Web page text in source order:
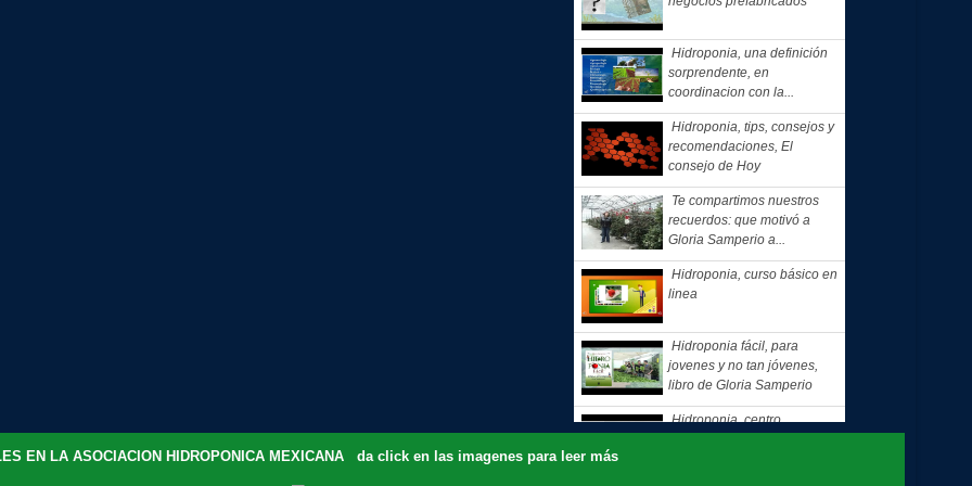
Hidroponia, una definición
sorprendente, en
coordinacion con la...
Hidroponia, tips, consejos y
recomendaciones, El
consejo de Hoy
Te compartimos nuestros
recuerdos: que motivó a
Gloria Samperio a...
Hidroponia, curso básico en
linea
Hidroponia fácil, para
jovenes y no tan jóvenes,
libro de Gloria Samperio
Hidroponia, centro
EN LA ASOCIACION HIDROPONICA MEXICANA da click en las imagenes para leer más